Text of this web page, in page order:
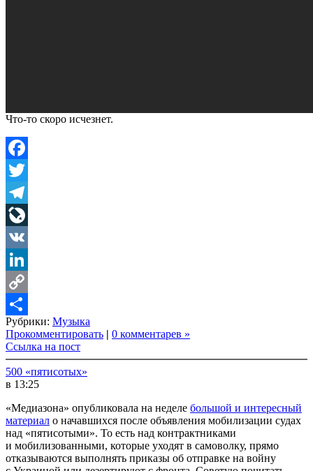
Что-то скоро исчезнет.
Facebook
Twitter
Telegram
LiveJournal
VK
LinkedIn
Copy
Link
Share
Рубрики: Музыка
Прокомментировать | 0 комментарев »
Ссылка на пост
500 «пятисотых»
в 13:25
«Медиазона» опубликовала на неделе большой и интересный
материал о начавшихся после объявления мобилизации судах
над «пятисотыми». То есть над контрактниками
и мобилизованными, которые уходят в самоволку, прямо
отказываются выполнять приказы об отправке на войну